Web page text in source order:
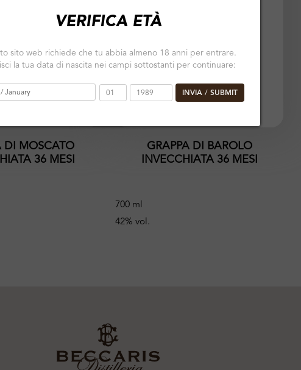
DI MOSCATO
36 MESI
GRAPPA DI BAROLO
INVECCHIATA 36 MESI
700 ml
42% vol.
VERIFICA ETÀ
sito web richiede che tu abbia almeno 18 anni per entrare.
la tua data di nascita nei campi sottostanti per continuare:
INVIA / SUBMIT